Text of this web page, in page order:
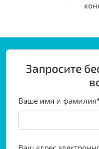
Запросите
Ваше имя и